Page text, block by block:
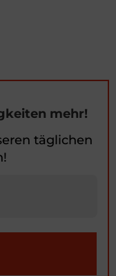
mehr!
täglichen